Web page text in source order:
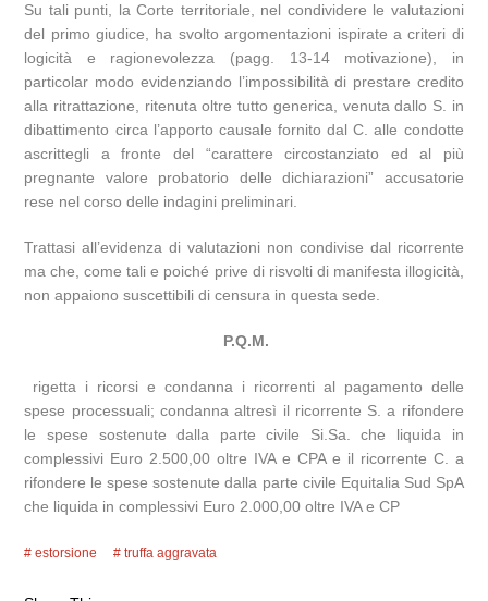
Su tali punti, la Corte territoriale, nel condividere le valutazioni
del primo giudice, ha svolto argomentazioni ispirate a criteri di
logicità e ragionevolezza (pagg. 13-14 motivazione), in
particolar modo evidenziando l’impossibilità di prestare credito
alla ritrattazione, ritenuta oltre tutto generica, venuta dallo S. in
dibattimento circa l’apporto causale fornito dal C. alle condotte
ascrittegli a fronte del “carattere circostanziato ed al più
pregnante valore probatorio delle dichiarazioni” accusatorie
rese nel corso delle indagini preliminari.
Trattasi all’evidenza di valutazioni non condivise dal ricorrente
ma che, come tali e poiché prive di risvolti di manifesta illogicità,
non appaiono suscettibili di censura in questa sede.
P.Q.M.
rigetta i ricorsi e condanna i ricorrenti al pagamento delle
spese processuali; condanna altresì il ricorrente S. a rifondere
le spese sostenute dalla parte civile Si.Sa. che liquida in
complessivi Euro 2.500,00 oltre IVA e CPA e il ricorrente C. a
rifondere le spese sostenute dalla parte civile Equitalia Sud SpA
che liquida in complessivi Euro 2.000,00 oltre IVA e CP
estorsione truffa aggravata